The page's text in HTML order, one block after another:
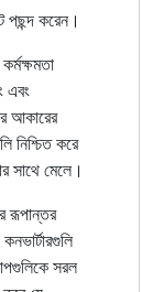
পছন্দ করেন।
এবং
আকারের
নিশ্চিত করে
সাথে মেলে।
রূপান্তর
সরল